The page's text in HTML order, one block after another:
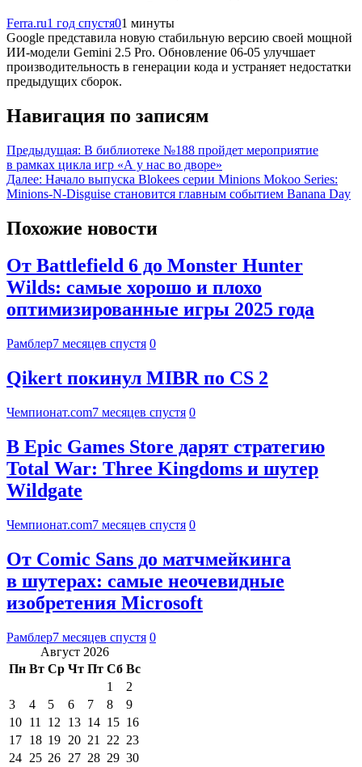
Ferra.ru1 год спустя01 минуты
Google представила новую стабильную версию своей мощной
ИИ-модели Gemini 2.5 Pro. Обновление 06-05 улучшает
производительность в генерации кода и устраняет недостатки
предыдущих сборок.
Навигация по записям
Предыдущая: В библиотеке №188 пройдет мероприятие
в рамках цикла игр «А у нас во дворе»
Далее: Начало выпуска Blokees серии Minions Mokoo Series:
Minions-N-Disguise становится главным событием Banana Day
Похожие новости
От Battlefield 6 до Monster Hunter
Wilds: самые хорошо и плохо
оптимизированные игры 2025 года
Рамблер7 месяцев спустя 0
Qikert покинул MIBR по CS 2
Чемпионат.com7 месяцев спустя 0
В Epic Games Store дарят стратегию
Total War: Three Kingdoms и шутер
Wildgate
Чемпионат.com7 месяцев спустя 0
От Comic Sans до матчмейкинга
в шутерах: самые неочевидные
изобретения Microsoft
Рамблер7 месяцев спустя 0
Август 2026
Пн Вт Ср Чт Пт Сб Вс
1
2
3
4 5 6 7 8
9
10 11 12 13 14 15 16
17 18 19 20 21 22 23
24 25 26 27 28 29 30